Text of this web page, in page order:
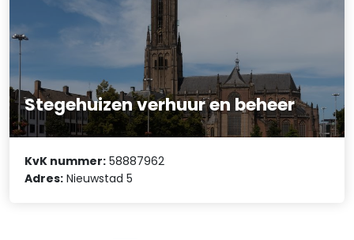
Stegehuizen verhuur en beheer
KvK nummer: 58887962
Adres: Nieuwstad 5